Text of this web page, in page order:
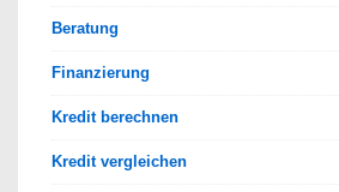
Beratung
Finanzierung
Kredit berechnen
Kredit vergleichen